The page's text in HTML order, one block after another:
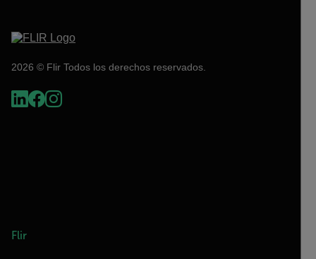
2026 © Flir Todos los derechos reservados.
Flir